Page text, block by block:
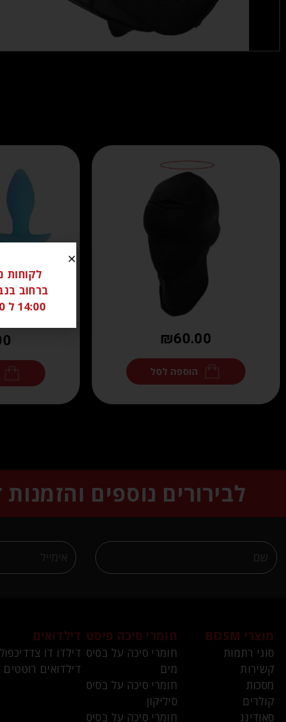
₪60.00
הוספה לסל
לבירורים נוספים
מוצרי BDSM
סוגי רתמות
קשירות
מסכות
קולרים
סאודינג
חומרי סיכה פיסט
חומרי סיכה על בסיס
מים
חומרי סיכה על בסיס
סיליקון
חומרי סיכה על בסיס
דילדואים
דילדו דו צדדיכפול
דילדואים רוטטים
14:00 ל 18:00 שבת סגור יש לתאם מראש בוואטצאפ 058-6306262